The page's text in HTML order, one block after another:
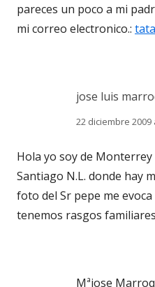
pareces un poco a mi
mi correo electronico.:
jose luis
22 diciembre 2009
Hola yo soy de Monterrey
Santiago N.L. donde hay
foto del Sr pepe me
tenemos rasgos
Mªjose